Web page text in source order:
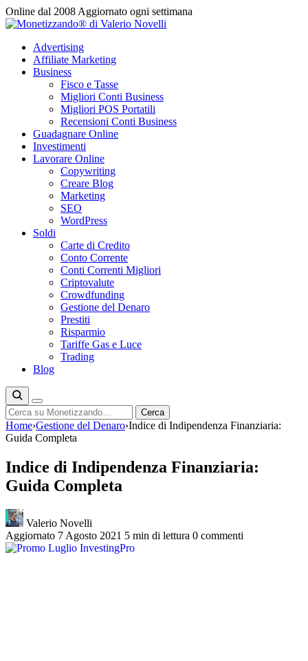
Vai
al
Online dal 2008 Aggiornato ogni settimana
Advertising
Affiliate Marketing
Business
Fisco e Tasse
Migliori Conti Business
Migliori POS Portatili
Recensioni Conti Business
Guadagnare Online
Investimenti
Lavorare Online
Copywriting
Creare Blog
Marketing
SEO
WordPress
Soldi
Carte di Credito
Conto Corrente
Conti Correnti Migliori
Criptovalute
Crowdfunding
Gestione del Denaro
Prestiti
Risparmio
Tariffe Gas e Luce
Trading
Blog
Cerca Cerca
Home›Gestione del Denaro›Indice di Indipendenza Finanziaria:
Guida Completa
Indice di Indipendenza Finanziaria:
Guida Completa
Valerio Novelli
Aggiornato 7 Agosto 2021 5 min di lettura 0 commenti